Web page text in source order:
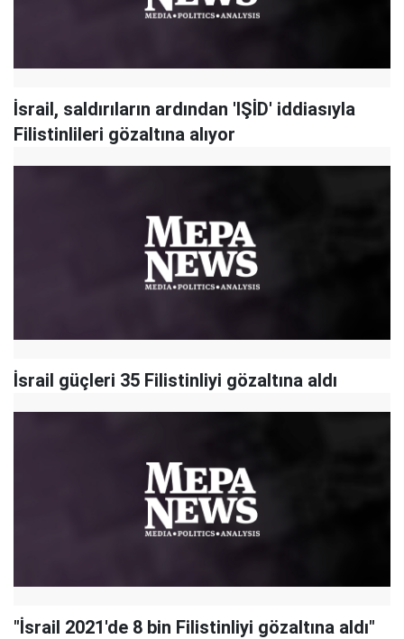
İsrail, saldırıların ardından 'IŞİD' iddiasıyla
Filistinlileri gözaltına alıyor
İsrail güçleri 35 Filistinliyi gözaltına aldı
"İsrail 2021'de 8 bin Filistinliyi gözaltına aldı"